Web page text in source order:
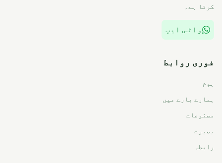
کرتا ہے۔
واٹس ایپ
فوری روابط
ہوم
ہمارے بارے میں
مصنوعات
بصیرت
رابطہ